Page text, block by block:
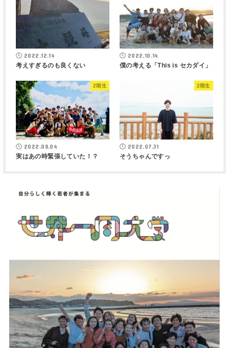
2022.12.14
考えすぎるのも良くない
2022.10.14
僕の考える「This is セカダイ」
2期生
2022.08.04
実はあの時緊張していた！？
2期生
2022.07.31
そうちゃんですっ